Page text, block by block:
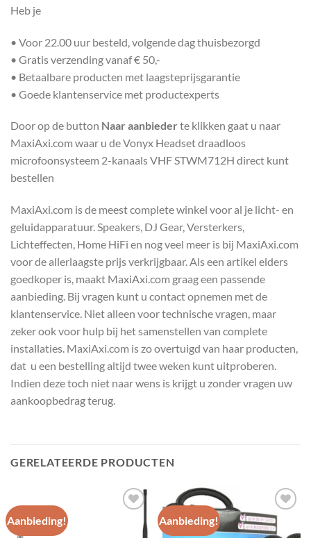
Heb je
• Voor 22.00 uur besteld, volgende dag thuisbezorgd
• Gratis verzending vanaf € 50,-
• Betaalbare producten met laagsteprijsgarantie
• Goede klantenservice met productexperts
Door op de button Naar aanbieder te klikken gaat u naar
MaxiAxi.com waar u de Vonyx Headset draadloos
microfoonsysteem 2-kanaals VHF STWM712H direct kunt
bestellen
MaxiAxi.com is de meest complete winkel voor al je licht- en
geluidapparatuur. Speakers, DJ Gear, Versterkers,
Lichteffecten, Home HiFi en nog veel meer is bij MaxiAxi.com
voor de allerlaagste prijs verkrijgbaar. Als een artikel elders
goedkoper is, maakt MaxiAxi.com graag een passende
aanbieding. Bij vragen kunt u contact opnemen met de
klantenservice. Niet alleen voor technische vragen, maar
zeker ook voor hulp bij het samenstellen van complete
installaties. MaxiAxi.com is zo overtuigd van haar producten,
dat u een bestelling altijd twee weken kunt uitproberen.
Indien deze toch niet naar wens is krijgt u zonder vragen uw
aankoopbedrag terug.
GERELATEERDE PRODUCTEN
Aanbieding! Aanbieding!